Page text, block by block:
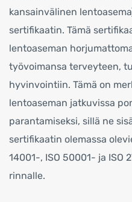
kansainvälinen
sertifikaatin. Tämä
lentoaseman
työvoimansa terveyteen,
hyvinvointiin. Tämä on
lentoaseman jatkuvissa
parantamiseksi, sillä ne
sertifikaatin olemassa
14001-, ISO 50001- ja ISO
rinnalle.